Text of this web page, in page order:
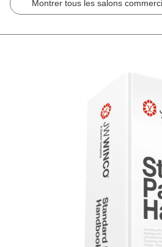
Montrer tous les salons